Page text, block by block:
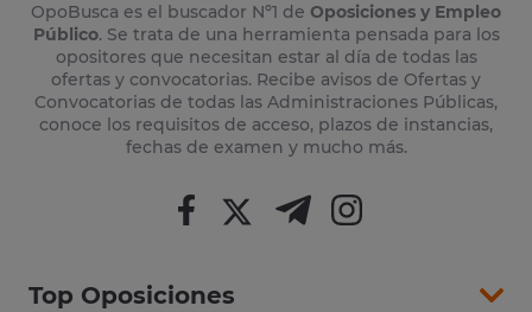
OpoBusca es el buscador Nº1 de Oposiciones y Empleo
Público. Se trata de una herramienta pensada para los
opositores que necesitan estar al día de todas las
ofertas y convocatorias. Recibe avisos de Ofertas y
Convocatorias de todas las Administraciones Públicas,
conoce los requisitos de acceso, plazos de instancias,
fechas de examen y mucho más.
Top Oposiciones